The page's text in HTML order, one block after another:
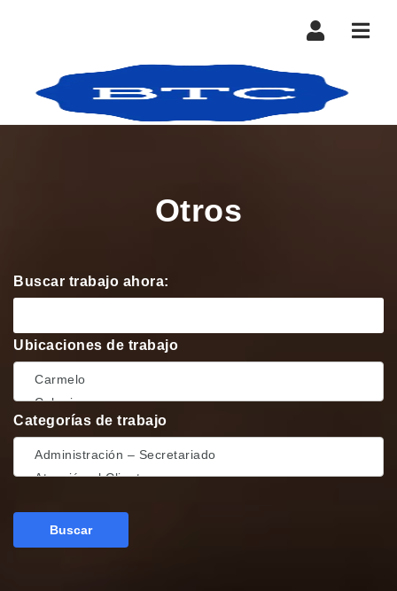
Otros
Buscar trabajo ahora:
Ubicaciones de trabajo
Categorías de trabajo
Buscar